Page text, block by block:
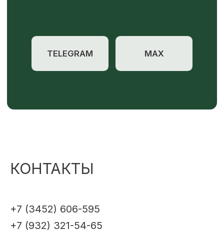
КОНТАКТЫ
+7 (3452) 606-595
+7 (932) 321-54-65